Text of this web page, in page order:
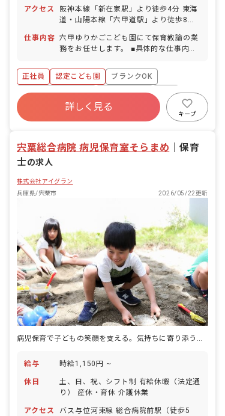
1/3） ■有給休暇（半日単位での取得可
／5日以上の連休相談OK） ※入社直後に
10日付与 ■慶弔休暇 ■産前産後・育児休
暇 ■介護・看護休暇
アクセス
阪神本線「新在家駅」より徒歩4分 東海
道・山陽本線「六甲道駅」より徒歩8分
り）
仕事内容 六甲ゆりかごこども園にて保育教諭の業
務をお任せします。 ■具体的な仕事内容
フリーとして全体の保育 ・援助が必要な
子どもの保育 ※0～2歳児クラスは複数
担任／3～5歳児クラスはひとり担任
正社員 認定こども園
ブランクOK
ボーナス・賞与あり
社会保険完備
有給
福利厚生充実
退職金制度
残業少なめ
詳しく見る
キープ
宍粟総合病院 病児保育室そらまめ
保育
士の求人
株式会社アイグラン
兵庫県/宍粟市
2026/05/22更新
病児保育で子どもの笑顔を支える。気持ちに寄り添う保育を実現
給与 時給1,150円 ~
休日
土、日、祝、シフト制 有給休暇（法定通
り） 産休・育休 介護休業
アクセス
バス与位河東線 総合病院前駅（徒歩5